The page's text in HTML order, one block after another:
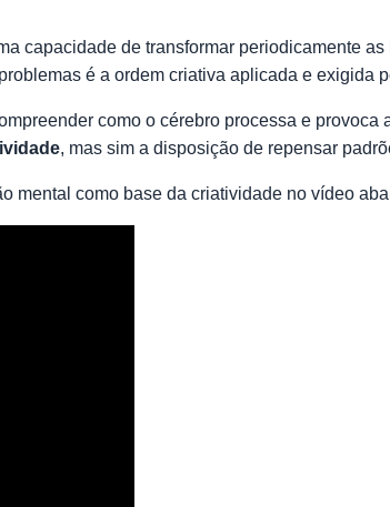
capacidade de transformar periodicamente
é a ordem criativa aplicada e exigida
como o cérebro processa e
, mas sim a disposição de repensar
mental como base da criatividade no vídeo